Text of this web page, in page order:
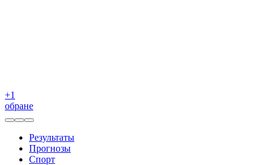
+1
обране
Результаты
Прогнозы
Спорт